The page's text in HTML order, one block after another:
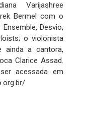
Varijashree
Bermel com o
Desvio,
o violonista
ainda a cantora,
Clarice Assad.
acessada em